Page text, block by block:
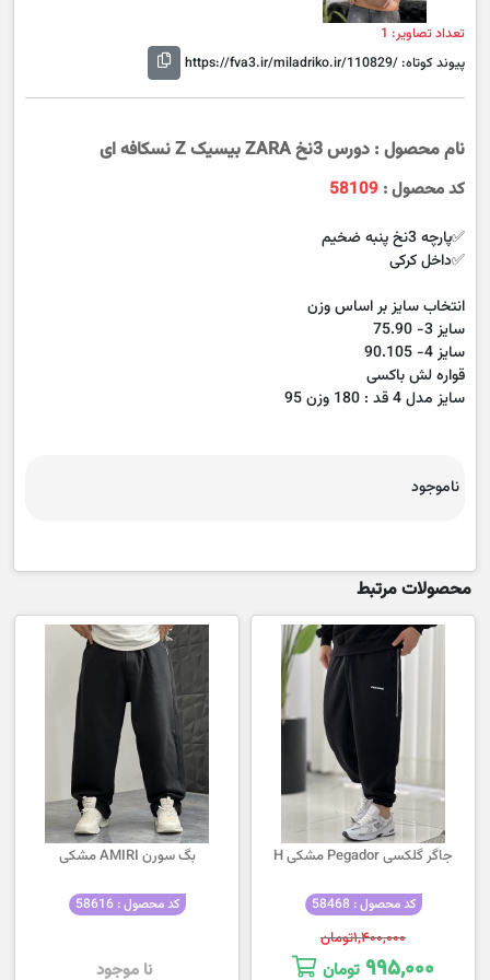
تعداد تصاویر: 1
پیوند کوتاه:https://fva3.ir/miladriko.ir/110829/
نام محصول : دورس 3نخ ZARA بیسیک Z نسکافه ای
کد محصول : 58109
✅پارچه 3نخ پنبه ضخیم
✅داخل کرکی
انتخاب سایز بر اساس وزن
سایز 3- 75.90
سایز 4- 90.105
قواره لش باکسی
سایز مدل 4 قد : 180 وزن 95
ناموجود
محصولات مرتبط
جاگر گلکسی Pegador مشکی H
کد محصول : 58468
۱,۴۰۰,۰۰۰تومان
۹۹۵,۰۰۰ تومان
بگ سورن AMIRI مشکی
کد محصول : 58616
نا موجود